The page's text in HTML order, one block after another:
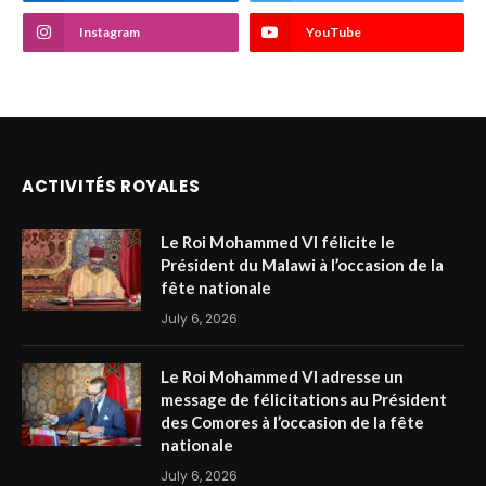
Instagram YouTube
ACTIVITÉS ROYALES
Le Roi Mohammed VI félicite le
Président du Malawi à l’occasion de la
fête nationale
July 6, 2026
Le Roi Mohammed VI adresse un
message de félicitations au Président
des Comores à l’occasion de la fête
nationale
July 6, 2026